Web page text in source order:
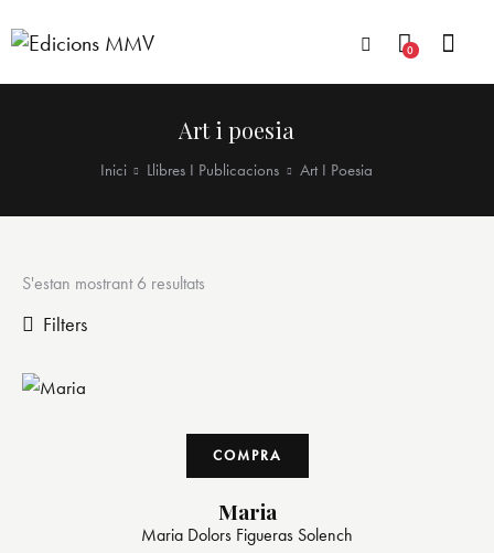
0
Art i poesia
Inici Llibres I Publicacions Art I Poesia
S'estan mostrant 6 resultats
Filters
Maria
Maria Dolors Figueras Solench
COMPRA